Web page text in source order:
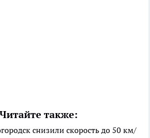
Читайте также:
снизили скорость до 50 км/